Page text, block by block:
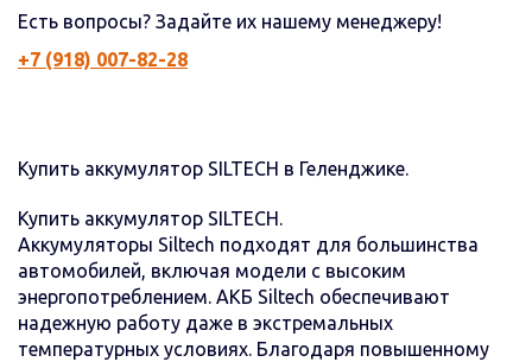
Есть вопросы? Задайте их нашему менеджеру!
+7 (918) 007-82-28
Купить аккумулятор SILTECH в Геленджике.
Купить аккумулятор SILTECH.
Аккумуляторы Siltech подходят для большинства
автомобилей, включая модели с высоким
энергопотреблением. АКБ Siltech обеспечивают
надежную работу даже в экстремальных
температурных условиях. Благодаря повышенному